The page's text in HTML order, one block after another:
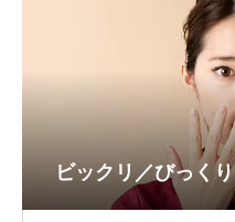
ビックリ／びっくり